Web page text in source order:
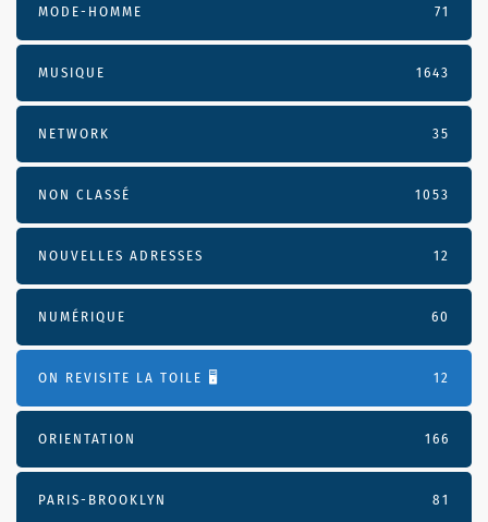
MODE-HOMME 71
MUSIQUE 1643
NETWORK 35
NON CLASSÉ 1053
NOUVELLES ADRESSES 12
NUMÉRIQUE 60
ON REVISITE LA TOILE 🖥️ 12
ORIENTATION 166
PARIS-BROOKLYN 81